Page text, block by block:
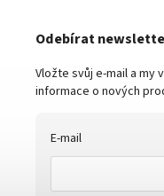
Odebírat
Vložte svůj e-mail a my
informace o nových
E-mail